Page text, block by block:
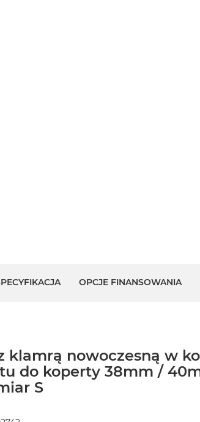
OPCJE FINANSOWANIA
klamrą nowoczesną w
do koperty 38mm /
S